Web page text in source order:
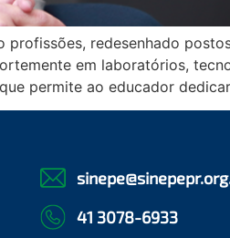
redesenhado
em laboratórios,
permite ao educador
41 3078-6933